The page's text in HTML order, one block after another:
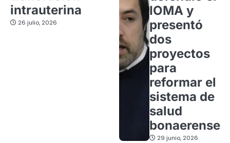
intrauterina
26 julio, 2026
IOMA y
presentó
dos
proyectos
para
reformar el
sistema de
salud
bonaerense
29 junio, 2026